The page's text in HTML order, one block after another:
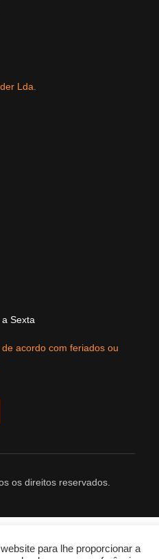
Lda.
Sexta
acordo com feriados ou
os direitos reservados.
para lhe proporcionar a